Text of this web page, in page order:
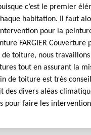
c’est le premier
habitation. Il faut
pour la
FARGIER Couverture
toiture, nous travaillons
tout en assurant la
de toiture est très
des divers aléas
pour faire les